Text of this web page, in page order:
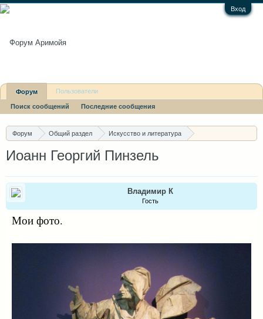
Вход
Форум Общий раздел
Искусство и литература
Иоанн Георгий Пинзель
Владимир К
Гость
Мои фото.
Форум
Поиск сообщений Последние сообщения
Пользователи